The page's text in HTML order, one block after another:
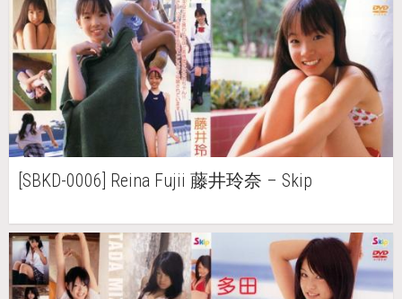
[SBKD-0006] Reina Fujii 藤井玲奈 – Skip